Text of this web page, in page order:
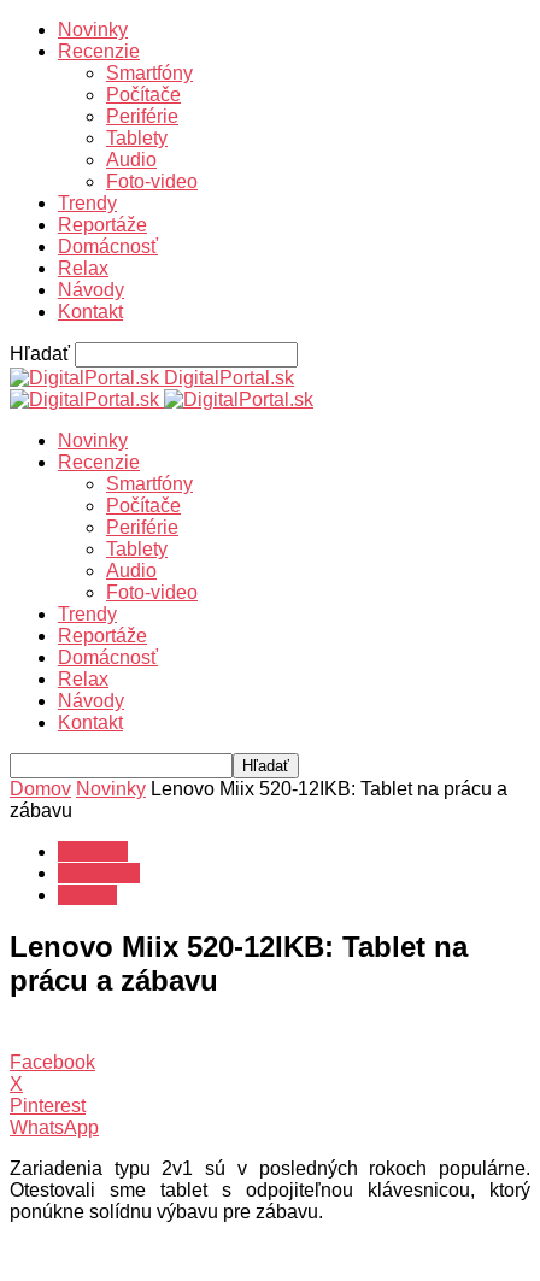
Novinky
Recenzie
Smartfóny
Počítače
Periférie
Tablety
Audio
Foto-video
Trendy
Reportáže
Domácnosť
Relax
Návody
Kontakt
Hľadať
DigitalPortal.sk
Novinky
Recenzie
Smartfóny
Počítače
Periférie
Tablety
Audio
Foto-video
Trendy
Reportáže
Domácnosť
Relax
Návody
Kontakt
Domov Novinky Lenovo Miix 520-12IKB: Tablet na prácu a
zábavu
Lenovo Miix 520-12IKB: Tablet na
prácu a zábavu
Facebook
X
Pinterest
WhatsApp
Zariadenia typu 2v1 sú v posledných rokoch populárne.
Otestovali sme tablet s odpojiteľnou klávesnicou, ktorý
ponúkne solídnu výbavu pre zábavu.